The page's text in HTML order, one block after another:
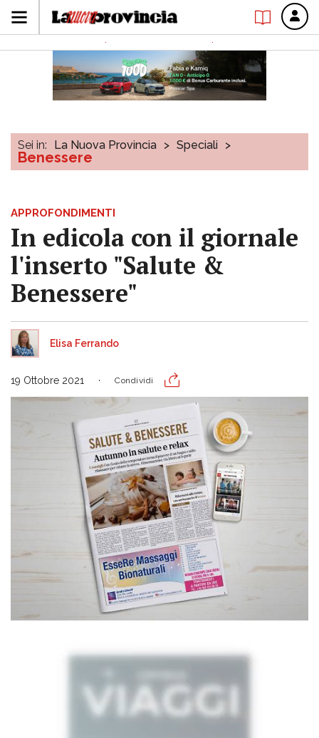
Sei in: La Nuova Provincia > Speciali >
Benessere
APPROFONDIMENTI
In edicola con il giornale
l'inserto "Salute &
Benessere"
Elisa Ferrando
19 Ottobre 2021 Condividi